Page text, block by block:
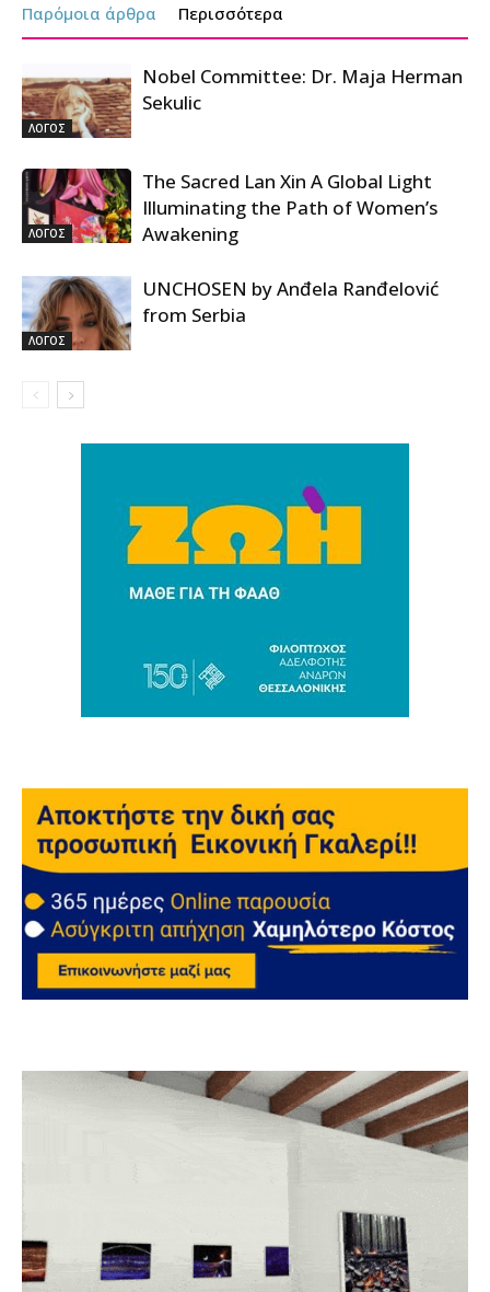
Παρόμοια άρθρα Περισσότερα
ΛΟΓΟΣ
Nobel Committee: Dr. Maja Herman
Sekulic
ΛΟΓΟΣ
The Sacred Lan Xin A Global Light
Illuminating the Path of Women’s
Awakening
ΛΟΓΟΣ
UNCHOSEN by Anđela Ranđelović
from Serbia